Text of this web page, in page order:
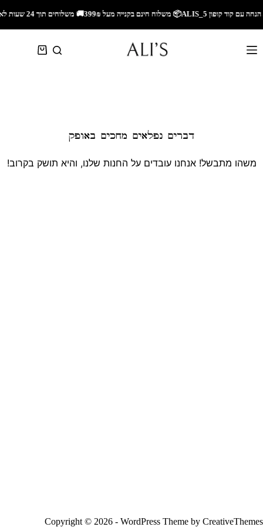
🚚 משלוחים תוך 24 שעות לאזור השרון🚚 משלוחים מהירים לכל הארץ🎁 5% הנחה עם קוד קופון ALIS_5📦 משלוח חינם בקנייה מעל 299₪
דברים נפלאים מחכים באופק
משהו מתבשל! אנחנו עובדים על החנות שלנו, והיא תושק בקרוב!
Copyright © 2026 - WordPress Theme by CreativeThemes